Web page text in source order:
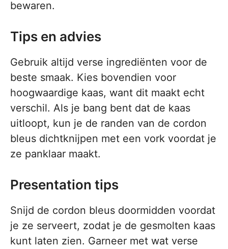
bewaren.
Tips en advies
Gebruik altijd verse ingrediënten voor de
beste smaak. Kies bovendien voor
hoogwaardige kaas, want dit maakt echt
verschil. Als je bang bent dat de kaas
uitloopt, kun je de randen van de cordon
bleus dichtknijpen met een vork voordat je
ze panklaar maakt.
Presentation tips
Snijd de cordon bleus doormidden voordat
je ze serveert, zodat je de gesmolten kaas
kunt laten zien. Garneer met wat verse